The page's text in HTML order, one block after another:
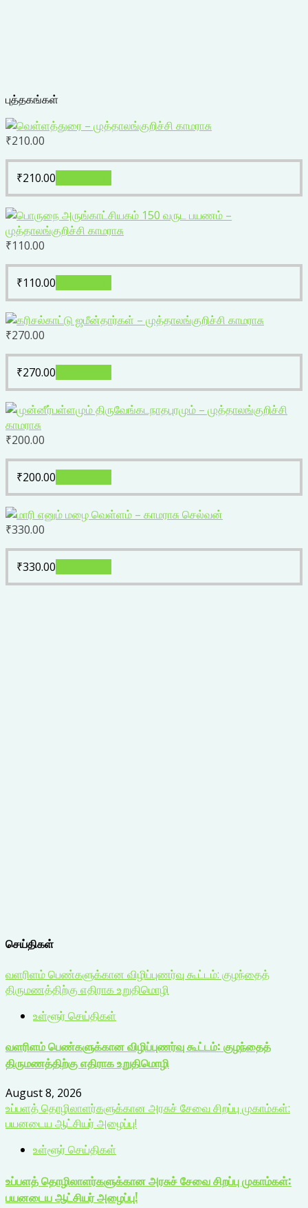
புத்தகங்கள்
₹210.00
₹210.00
₹110.00
₹110.00
₹270.00
₹270.00
₹200.00
₹200.00
₹330.00
₹330.00
செய்திகள்
வளரிளம் பெண்களுக்கான விழிப்புணர்வு கூட்டம்: குழந்தைத்
திருமணத்திற்கு எதிராக உறுதிமொழி
உள்ளூர் செய்திகள்
வளரிளம் பெண்களுக்கான விழிப்புணர்வு கூட்டம்: குழந்தைத்
திருமணத்திற்கு எதிராக உறுதிமொழி
August 8, 2026
உப்பளத் தொழிலாளர்களுக்கான அரசுச் சேவை சிறப்பு முகாம்கள்:
பயனடைய ஆட்சியர் அழைப்பு!
உள்ளூர் செய்திகள்
உப்பளத் தொழிலாளர்களுக்கான அரசுச் சேவை சிறப்பு முகாம்கள்:
பயனடைய ஆட்சியர் அழைப்பு!